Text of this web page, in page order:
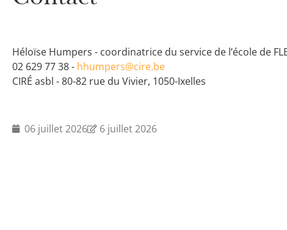
Héloïse Humpers - coordinatrice du service de l’école de
02 629 77 38 - hhumpers@cire.be
CIRÉ asbl - 80-82 rue du Vivier, 1050-Ixelles
06 juillet 2026 6 juillet 2026